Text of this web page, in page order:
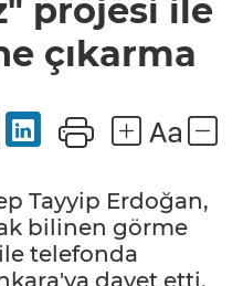
projesi ile
çıkarma
Tayyip Erdoğan,
bilinen görme
telefonda
davet etti.